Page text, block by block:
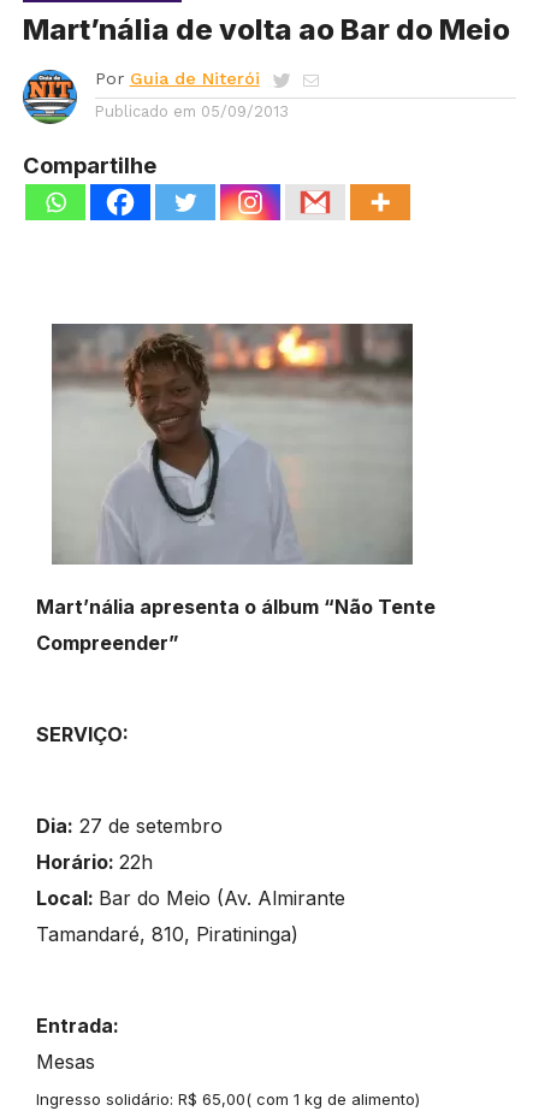
Mart’nália de volta ao Bar do Meio
Por Guia de Niterói
Publicado em 05/09/2013
Compartilhe
Mart’nália apresenta o álbum “Não Tente
Compreender”
SERVIÇO:
Dia: 27 de setembro
Horário: 22h
Local: Bar do Meio (Av. Almirante
Tamandaré, 810, Piratininga)
Entrada:
Mesas
Ingresso solidário: R$ 65,00( com 1 kg de alimento)